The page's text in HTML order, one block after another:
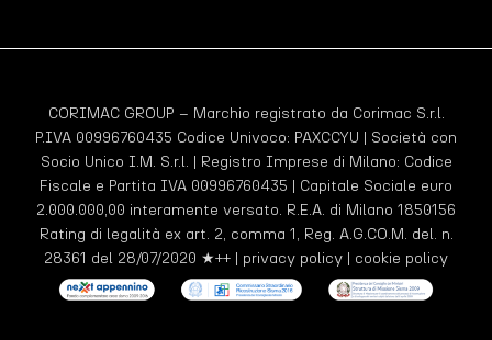
CORIMAC GROUP – Marchio registrato da Corimac S.r.l.
P.IVA 00996760435 Codice Univoco: PAXCCYU | Società con
Socio Unico I.M. S.r.l. | Registro Imprese di Milano: Codice
Fiscale e Partita IVA 00996760435 | Capitale Sociale euro
2.000.000,00 interamente versato. R.E.A. di Milano 1850156
Rating di legalità ex art. 2, comma 1, Reg. A.G.CO.M. del. n.
28361 del 28/07/2020 ★++ | privacy policy | cookie policy